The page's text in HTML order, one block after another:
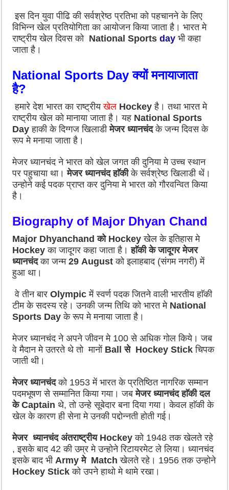
इस दिन युवा पीढि की सर्वश्रेष्ठ प्रतिभा को पहचानने के लिए
विभिन्न खेल प्रतियोगिता का आयोजन किया जाता है।भारत मे
राष्ट्रीय खेल दिवस को National Sportsday भी कहा
जाता है।
National Sports Day क्यों मनायाजाता
है?
हमारे देश भारत का राष्ट्रीयखेल Hockey है। तथा भारत मे
राष्ट्रीय खेल को मानाया जाता है। यह National Sports
Day हाकी के दिग्गज खिलाडीमेजर ध्यानचंदके जन्म दिवस के
रूप मे मनाया जाता है।
मेजर ध्यानचंद ने भारत को खेल जगत की दुनिया मे उच्च स्थान
पर पहुचाया था।मेजर ध्यानचंद हाॅकीके सर्वश्रेष्ठ खिलाडी थें।
उन्होने कई पदक प्राप्त कर दुनिया मे भारत को गौरवन्वित किया
है।
Biography of Major Dhyan Chand
Major DhyanchandकोHockey खेेल के इतिहास मे
Hockey का जादूगर कहा जाता है।हाॅकी के जादूगर मेजर
ध्यानचंदका जन्म 29 August को इलाहबाद (संगम नगरी) में
हुआ था।
वे तीन बार Olympicमें स्वर्ण पदक जितने वाली भारतीय हाॅकी
टीम के सदस्य रहे। उनकी जन्म तिथि को भारत मे National
Sports Day के रूप मे मनाया जाता है।
मेजर ध्यानचंद ने अपने जीवन मे 100 से अधिक गोल किये। जब
वे मैदान मे उतरते थे तोमानों Ball से Hockey Stick चिपक
जाती थी।
मेजर ध्यानचंदको 1953 में भारत के प्रतिष्ठित नागरिक सम्मान
पदमभूषण से सम्मानित किया गया। जबमेजर ध्यानचंद हाॅकी दल
केCaptain थे,तो उन्हे सूबेदार बना दिया गया। केवल हाॅकी के
खेल के कारण ही सेना मे उनकी पद्दोन्नती होती गई।
मेजर ध्यानचंद अंतराष्ट्रीयHockey को 1948 तक खेलते रहे
,इसके बाद 42 की उम्र मे उन्होने रिटायरमेट ले लिया। ध्यानचंद
इसके बाद भी Army मे Match खेलते रहे। 1956 तक उन्होने
Hockey Stickको उपने हाथो मे थामे रखा।